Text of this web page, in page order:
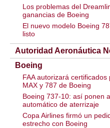
Los problemas del
ganancias de Boeing
El nuevo modelo Boeing
listo
Autoridad Aeronáutica
Boeing
FAA autorizará
MAX y 787 de Boeing
Boeing 737-10: así ponen
automático de aterrizaje
Copa Airlines firmó un
estrecho con Boeing